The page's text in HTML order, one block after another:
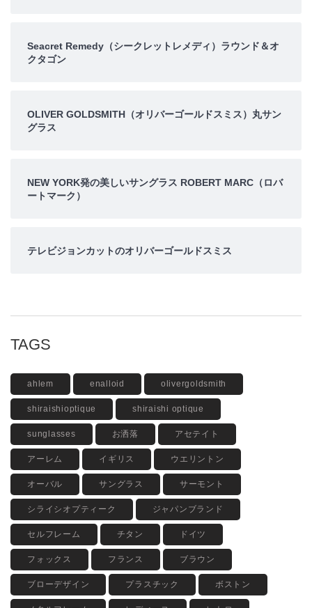
Seacret Remedy（シークレットレメディ）ラウンド＆オ
クタゴン
OLIVER GOLDSMITH（オリバーゴールドスミス）丸サン
グラス
NEW YORK発の美しいサングラス ROBERT MARC（ロバ
ートマーク）
テレビジョンカットのオリバーゴールドスミス
TAGS
ahlem enalloid olivergoldsmith
shiraishioptique shiraishi optique
sunglasses お洒落 アセテイト
アーレム イギリス ウエリントン
オーバル サングラス サーモント
シライシオプティーク ジャパンブランド
セルフレーム チタン ドイツ
フォックス フランス ブラウン
ブローデザイン プラスチック ボストン